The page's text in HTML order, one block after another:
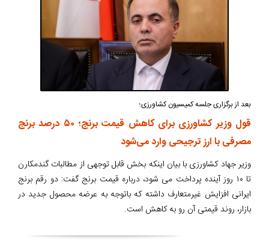
بعد از برگزاری جلسه کمیسیون کشاورزی؛
قول وزیر کشاورزی برای کاهش قیمت برنج؛ ۵۰ درصد برنج
مصرفی با ارز ترجیحی وارد می‌شود
وزیر جهاد کشاورزی با بیان اینکه بخش قابل توجهی از مطالبات گندمکارن
تا ۱۰ روز آینده پرداخت می شود، درباره قیمت برنج گفت: دو رقم برنج
ایرانی افزایش غیرمتعارف داشته که باتوجه به عرضه محصول جدید در
بازار، روند قیمتی آن رو به کاهش است.